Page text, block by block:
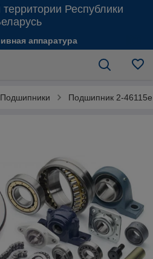
Республики
аппаратура
Подшипники Подшипник 2-46115е